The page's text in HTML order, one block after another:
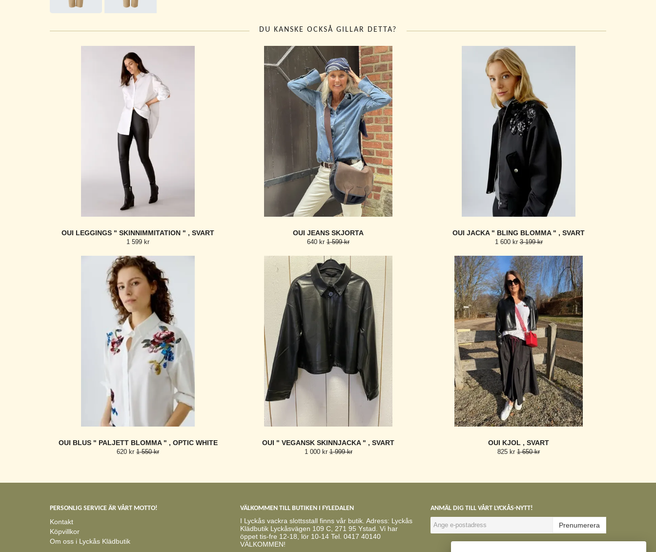
DU KANSKE OCKSÅ GILLAR DETTA?
OUI LEGGINGS " SKINNIMMITATION " , SVART
1 599 kr
OUI JEANS SKJORTA
640 kr 1 599 kr
OUI JACKA " BLING BLOMMA " , SVART
1 600 kr3 199 kr
OUI BLUS " PALJETT BLOMMA " , OPTIC WHITE
620 kr 1 550 kr
OUI " VEGANSK SKINNJACKA " , SVART
1 000 kr1 999 kr
OUI KJOL , SVART
825 kr 1 650 kr
PERSONLIG SERVICE ÄR VÅRT MOTTO!
Kontakt
Köpvillkor
Om oss i Lyckås Klädbutik
VÄLKOMMEN TILL BUTIKEN I FYLEDALEN
I Lyckås vackra slottsstall finns vår butik. Adress: Lyckås
Klädbutik Lyckåsvägen 109 C, 271 95 Ystad. Vi har
öppet tis-fre 12-18, lör 10-14 Tel. 0417 40140
VÄLKOMMEN!
ANMÄL DIG TILL VÅRT LYCKÅS-NYTT!
Prenumerera